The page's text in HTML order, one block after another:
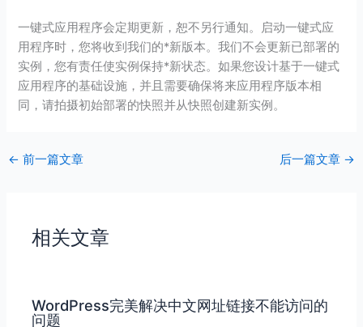
一键式应用程序会定期更新，恕不另行通知。启动一键式应
用程序时，您将收到我们的*新版本。我们不会更新已部署的
实例，您有责任使实例保持*新状态。如果您设计基于一键式
应用程序的基础设施，并且需要确保将来应用程序版本相
同，请拍摄初始部署的快照并从快照创建新实例。
← 前一篇文章 后一篇文章 →
相关文章
WordPress完美解决中文网址链接不能访问的
问题